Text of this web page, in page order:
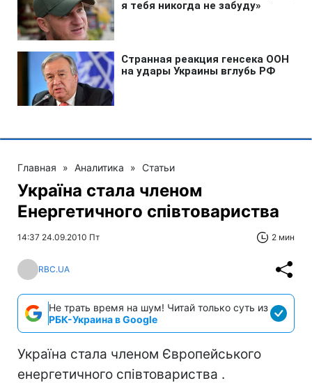
Главная » Аналитика » Статьи
Україна стала членом
Енергетичного співтовариства
14:37 24.09.2010 Пт 2 мин
RBC.UA
Не трать время на шум! Читай только суть из
РБК-Украина в Google
Україна стала членом Європейського
енергетичного співтовариства .